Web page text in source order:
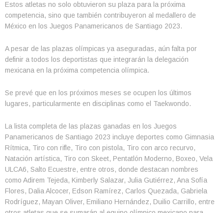
Estos atletas no solo obtuvieron su plaza para la próxima
competencia, sino que también contribuyeron al medallero de
México en los Juegos Panamericanos de Santiago 2023.
A pesar de las plazas olímpicas ya aseguradas, aún falta por
definir a todos los deportistas que integrarán la delegación
mexicana en la próxima competencia olímpica.
Se prevé que en los próximos meses se ocupen los últimos
lugares, particularmente en disciplinas como el Taekwondo.
La lista completa de las plazas ganadas en los Juegos
Panamericanos de Santiago 2023 incluye deportes como Gimnasia
Rítmica, Tiro con rifle, Tiro con pistola, Tiro con arco recurvo,
Natación artística, Tiro con Skeet, Pentatlón Moderno, Boxeo, Vela
ULCA6, Salto Ecuestre, entre otros, donde destacan nombres
como Adirem Tejeda, Kimberly Salazar, Julia Gutiérrez, Ana Sofía
Flores, Dalia Alcocer, Edson Ramírez, Carlos Quezada, Gabriela
Rodríguez, Mayan Oliver, Emiliano Hernández, Duilio Carrillo, entre